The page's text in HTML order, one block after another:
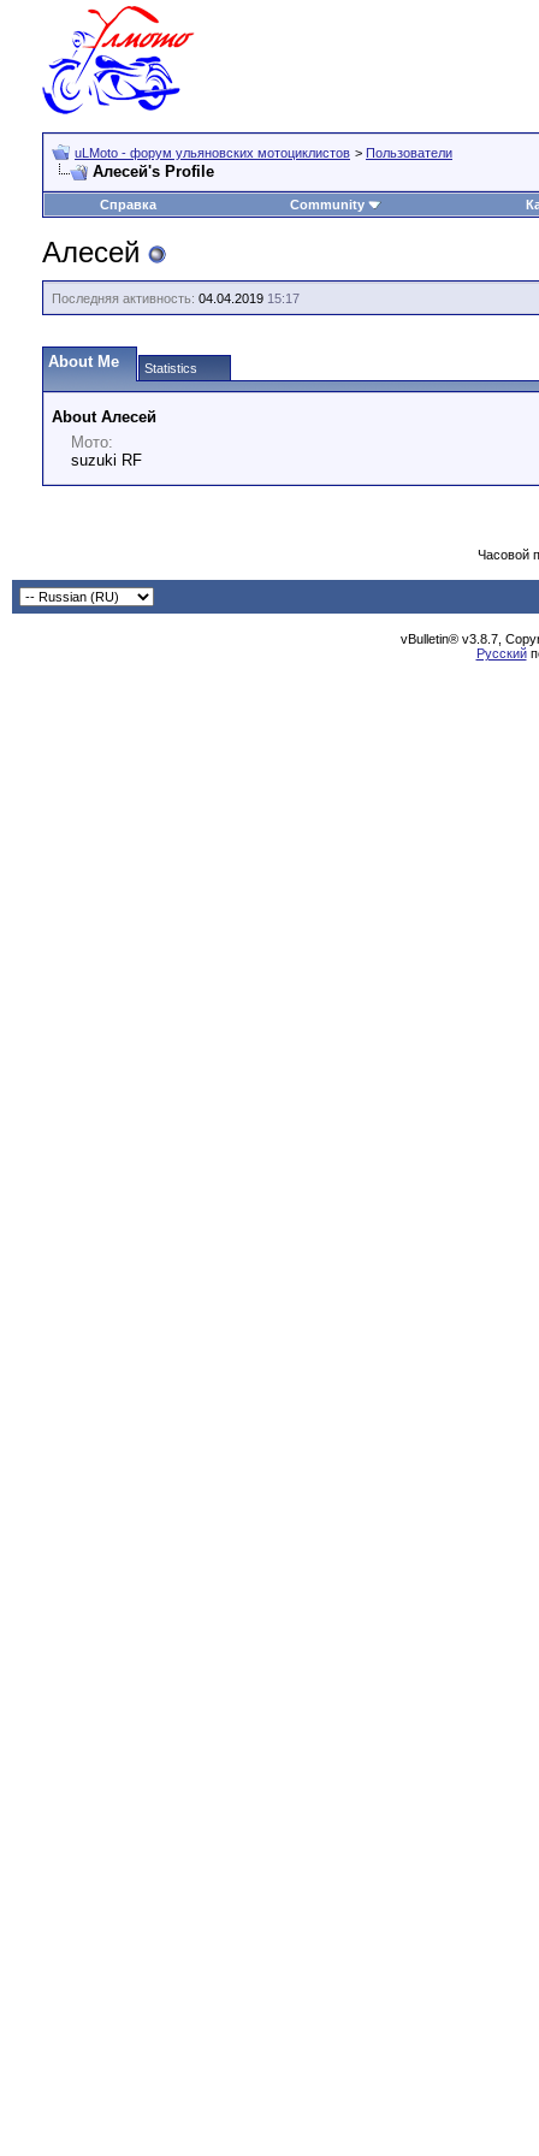
uLMoto - форум ульяновских мотоциклистов > Пользователи
Алесей's Profile
Справка Community
Алесей
Последняя активность: 04.04.2019 15:17
About Me Statistics
About Алесей
Мото:
suzuki RF
Часовой
vBulletin® v3.8.7,
Русский